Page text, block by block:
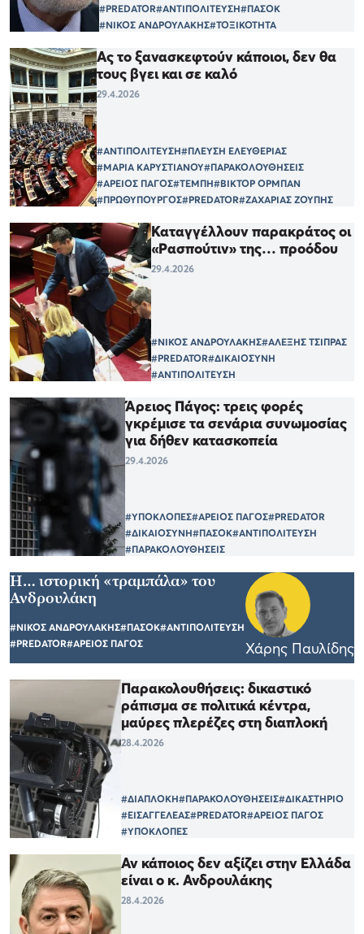
#PREDATOR#ΑΝΤΙΠΟΛΙΤΕΥΣΗ#ΠΑΣΟΚ
#ΝΙΚΟΣ ΑΝΔΡΟΥΛΑΚΗΣ#ΤΟΞΙΚΟΤΗΤΑ
Ας το ξανασκεφτούν κάποιοι, δεν θα
τους βγει και σε καλό
29.4.2026
#ΑΝΤΙΠΟΛΙΤΕΥΣΗ#ΠΛΕΥΣΗ ΕΛΕΥΘΕΡΙΑΣ
#ΜΑΡΙΑ ΚΑΡΥΣΤΙΑΝΟΥ#ΠΑΡΑΚΟΛΟΥΘΗΣΕΙΣ
#ΑΡΕΙΟΣ ΠΑΓΟΣ#ΤΕΜΠΗ#ΒΙΚΤΟΡ ΟΡΜΠΑΝ
#ΠΡΩΘΥΠΟΥΡΓΟΣ#PREDATOR#ΖΑΧΑΡΙΑΣ ΖΟΥΠΗΣ
Καταγγέλλουν παρακράτος οι
«Ρασπούτιν» της… προόδου
29.4.2026
#ΝΙΚΟΣ ΑΝΔΡΟΥΛΑΚΗΣ#ΑΛΕΞΗΣ ΤΣΙΠΡΑΣ
#PREDATOR#ΔΙΚΑΙΟΣΥΝΗ
#ΑΝΤΙΠΟΛΙΤΕΥΣΗ
Άρειος Πάγος: τρεις φορές
γκρέμισε τα σενάρια συνωμοσίας
για δήθεν κατασκοπεία
29.4.2026
#ΥΠΟΚΛΟΠΕΣ#ΑΡΕΙΟΣ ΠΑΓΟΣ#PREDATOR
#ΔΙΚΑΙΟΣΥΝΗ#ΠΑΣΟΚ#ΑΝΤΙΠΟΛΙΤΕΥΣΗ
#ΠΑΡΑΚΟΛΟΥΘΗΣΕΙΣ
H… ιστορική «τραμπάλα» του
Ανδρουλάκη
#ΝΙΚΟΣ ΑΝΔΡΟΥΛΑΚΗΣ#ΠΑΣΟΚ#ΑΝΤΙΠΟΛΙΤΕΥΣΗ
#PREDATOR#ΑΡΕΙΟΣ ΠΑΓΟΣ Χάρης Παυλίδης
Παρακολουθήσεις: δικαστικό
ράπισμα σε πολιτικά κέντρα,
μαύρες πλερέζες στη διαπλοκή
28.4.2026
#ΔΙΑΠΛΟΚΗ#ΠΑΡΑΚΟΛΟΥΘΗΣΕΙΣ#ΔΙΚΑΣΤΗΡΙΟ
#ΕΙΣΑΓΓΕΛΕΑΣ#PREDATOR#ΑΡΕΙΟΣ ΠΑΓΟΣ
#ΥΠΟΚΛΟΠΕΣ
Αν κάποιος δεν αξίζει στην Ελλάδα
είναι ο κ. Ανδρουλάκης
28.4.2026